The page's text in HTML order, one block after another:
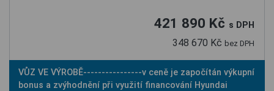
421 890 Kč s DPH
348 670 Kč bez DPH
VŮZ VE VÝROBĚ----------------v ceně je započítán výkupní
bonus a zvýhodnění při využití financování Hyundai